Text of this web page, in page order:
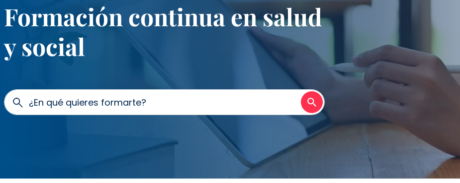
Formación continua en salud
y social
¿En qué quieres formarte?